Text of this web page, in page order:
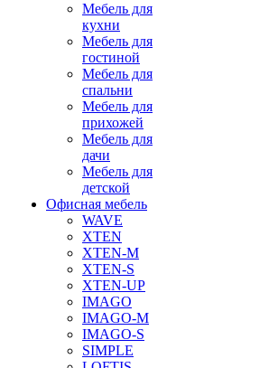
Мебель для
кухни
Мебель для
гостиной
Мебель для
спальни
Мебель для
прихожей
Мебель для
дачи
Мебель для
детской
Офисная мебель
WAVE
XTEN
XTEN-M
XTEN-S
XTEN-UP
IMAGO
IMAGO-M
IMAGO-S
SIMPLE